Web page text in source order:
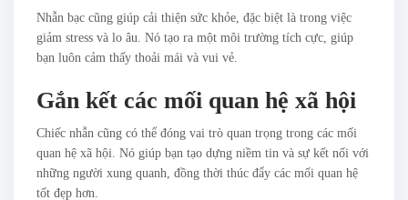
Nhẫn bạc cũng giúp cải thiện sức khỏe, đặc biệt là trong việc
giảm stress và lo âu. Nó tạo ra một môi trường tích cực, giúp
bạn luôn cảm thấy thoải mái và vui vẻ.
Gắn kết các mối quan hệ xã hội
Chiếc nhẫn cũng có thể đóng vai trò quan trọng trong các mối
quan hệ xã hội. Nó giúp bạn tạo dựng niềm tin và sự kết nối với
những người xung quanh, đồng thời thúc đẩy các mối quan hệ
tốt đẹp hơn.